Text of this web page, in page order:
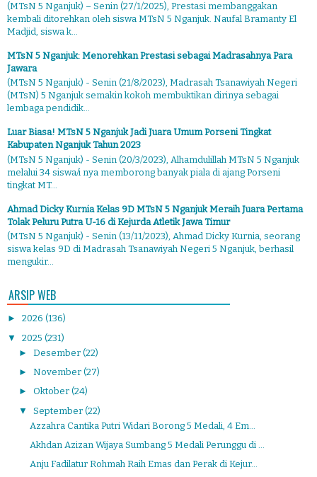
(MTsN 5 Nganjuk) – Senin (27/1/2025), Prestasi membanggakan
kembali ditorehkan oleh siswa MTsN 5 Nganjuk. Naufal Bramanty El
Madjid, siswa k...
MTsN 5 Nganjuk: Menorehkan Prestasi sebagai Madrasahnya Para
Jawara
(MTsN 5 Nganjuk) - Senin (21/8/2023), Madrasah Tsanawiyah Negeri
(MTsN) 5 Nganjuk semakin kokoh membuktikan dirinya sebagai
lembaga pendidik...
Luar Biasa! MTsN 5 Nganjuk Jadi Juara Umum Porseni Tingkat
Kabupaten Nganjuk Tahun 2023
(MTsN 5 Nganjuk) - Senin (20/3/2023), Alhamdulillah MTsN 5 Nganjuk
melalui 34 siswa/i nya memborong banyak piala di ajang Porseni
tingkat MT...
Ahmad Dicky Kurnia Kelas 9D MTsN 5 Nganjuk Meraih Juara Pertama
Tolak Peluru Putra U-16 di Kejurda Atletik Jawa Timur
(MTsN 5 Nganjuk) - Senin (13/11/2023), Ahmad Dicky Kurnia, seorang
siswa kelas 9D di Madrasah Tsanawiyah Negeri 5 Nganjuk, berhasil
mengukir...
ARSIP WEB
► 2026 (136)
▼ 2025 (231)
► Desember (22)
► November (27)
► Oktober (24)
▼ September (22)
Azzahra Cantika Putri Widari Borong 5 Medali, 4 Em...
Akhdan Azizan Wijaya Sumbang 5 Medali Perunggu di ...
Anju Fadilatur Rohmah Raih Emas dan Perak di Kejur...